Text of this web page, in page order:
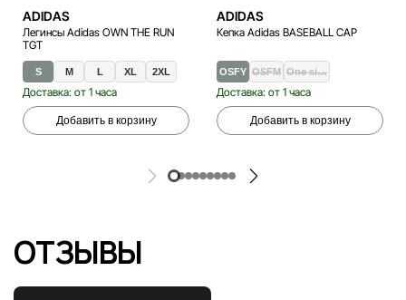
ADIDAS
Легинсы Adidas OWN THE RUN
TGT
S M L XL 2XL
Доставка: от 1 часа
Добавить в корзину
ADIDAS
Кепка Adidas BASEBALL CAP
OSFY OSFM One si…
Доставка: от 1 часа
Добавить в корзину
ОТЗЫВЫ